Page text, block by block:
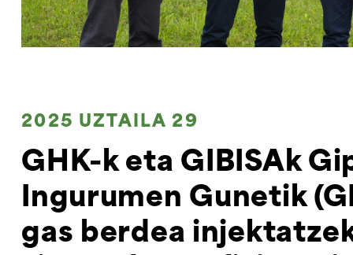
2025 UZTAILA 29
GHK-k eta GIBISAk
Ingurumen Gunetik
gas berdea